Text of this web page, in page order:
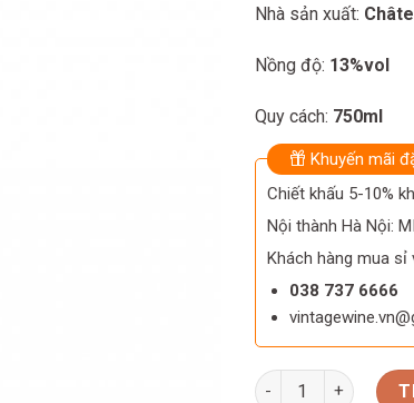
Nhà sản xuất:
Nồng độ: 13%vol
Quy cách: 750ml
Khuyến mãi
Chiết khấu 5-10%
Nội thành Hà Nội:
Khách hàng mua sỉ
038 737 6666
Rượu vang La